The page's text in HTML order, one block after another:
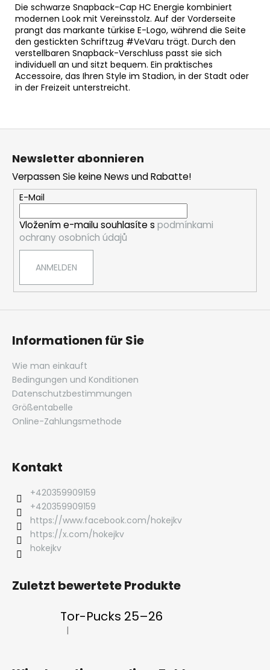
Die schwarze Snapback-Cap HC Energie kombiniert
modernen Look mit Vereinsstolz. Auf der Vorderseite
prangt das markante türkise E-Logo, während die Seite
den gestickten Schriftzug #VeVaru trägt. Durch den
verstellbaren Snapback-Verschluss passt sie sich
individuell an und sitzt bequem. Ein praktisches
Accessoire, das Ihren Style im Stadion, in der Stadt oder
in der Freizeit unterstreicht.
F
Newsletter abonnieren
Verpassen Sie keine News und Rabatte!
E-Mail
Vložením e-mailu souhlasíte s podmínkami
ochrany osobních údajů
ANMELDEN
Informationen für Sie
Wie man einkauft
Bedingungen und Konditionen
Datenschutzbestimmungen
Größentabelle
Online-Zahlungsmethode
Kontakt
+420359909159
+420359909159
https://www.facebook.com/hokejkv
https://x.com/hokejkv
hokejkv
Zuletzt bewertete Produkte
Tor-Pucks 25–26
Die Produktbewertung beträgt 5 von 5 Sternen.
|